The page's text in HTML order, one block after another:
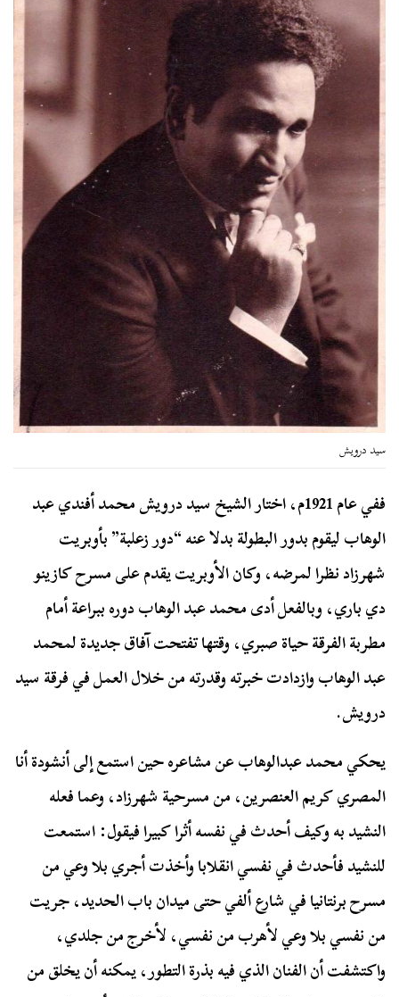
سيد درويش
ففي عام 1921م، اختار الشيخ سيد درويش محمد أفندي عبد
الوهاب ليقوم بدور البطولة بدلا عنه “دور زعلبة” بأوبريت
شهرزاد نظرا لمرضه، وكان الأوبريت يقدم على مسرح كازينو
دي باري، وبالفعل أدى محمد عبد الوهاب دوره ببراعة أمام
مطربة الفرقة حياة صبري، وقتها تفتحت آفاق جديدة لمحمد
عبد الوهاب وازدادت خبرته وقدرته من خلال العمل في فرقة سيد
درويش.
يحكي محمد عبدالوهاب عن مشاعره حين استمع إلى أنشودة أنا
المصري كريم العنصرين، من مسرحية شهرزاد، وعما فعله
النشيد به وكيف أحدث في نفسه أثرا كبيرا فيقول: استمعت
للنشيد فأحدث في نفسي انقلابا وأخذت أجري بلا وعي من
مسرح برنتانيا في شارع ألفي حتى ميدان باب الحديد، جريت
من نفسي بلا وعي لأهرب من نفسي، لأخرج من جلدي،
واكتشفت أن الفنان الذي فيه بذرة التطور، يمكنه أن يخلق من